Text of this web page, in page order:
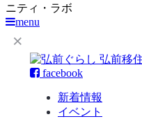
ニティ・ラボ
menu
facebook
新着情報
イベント